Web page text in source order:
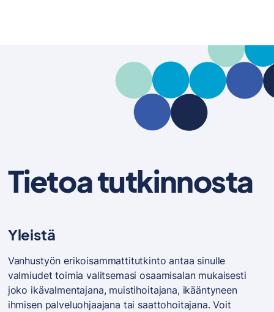
Tietoa tutkinnosta
Yleistä
Vanhustyön erikoisammattitutkinto antaa sinulle
valmiudet toimia valitsemasi osaamisalan mukaisesti
joko ikävalmentajana, muistihoitajana, ikääntyneen
ihmisen palveluohjaajana tai saattohoitajana. Voit